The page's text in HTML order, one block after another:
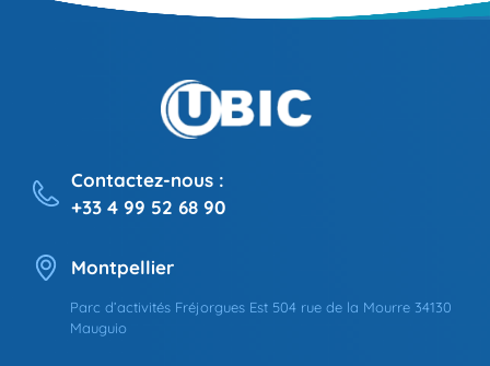
Contactez-nous :
+33 4 99 52 68 90
Montpellier
Parc d’activités Fréjorgues Est 504 rue de la Mourre 34130
Mauguio